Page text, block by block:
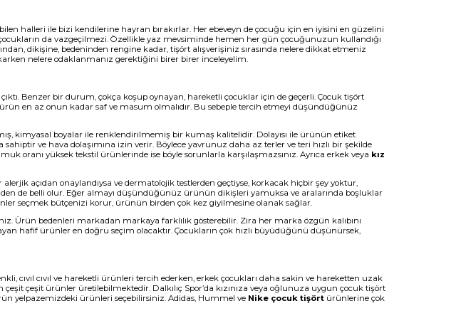
halleri ile bizi kendilerine hayran bırakırlar. Her ebeveyn de çocuğu için en iyisini en güzelini
da vazgeçilmezi. Özellikle yaz mevsiminde hemen her gün çocuğunuzun kullandığı
dikişine, bedeninden rengine kadar, tişört alışverişiniz sırasında nelere dikkat etmeniz
nelere odaklanmanız gerektiğini birer birer inceleyelim.
Benzer bir durum, çokça koşup oynayan, hareketli çocuklar için de geçerli. Çocuk tişört
en az onun kadar saf ve masum olmalıdır. Bu sebeple tercih etmeyi düşündüğünüz
kimyasal boyalar ile renklendirilmemiş bir kumaş kalitelidir. Dolayısı ile ürünün etiket
ve hava dolaşımına izin verir. Böylece yavrunuz daha az terler ve teri hızlı bir şekilde
oranı yüksek tekstil ürünlerinde ise böyle sorunlarla karşılaşmazsınız. Ayrıca erkek veya kız
açıdan onaylandıysa ve dermatolojik testlerden geçtiyse, korkacak hiçbir şey yoktur,
de belli olur. Eğer almayı düşündüğünüz ürünün dikişleri yamuksa ve aralarında boşluklar
seçmek bütçenizi korur, ürünün birden çok kez giyilmesine olanak sağlar.
bedenleri markadan markaya farklılık gösterebilir. Zira her marka özgün kalıbını
hafif ürünler en doğru seçim olacaktır. Çocukların çok hızlı büyüdüğünü düşünürsek,
cıvıl cıvıl ve hareketli ürünleri tercih ederken, erkek çocukları daha sakin ve hareketten uzak
çeşit ürünler üretilebilmektedir. Dalkılıç Spor’da kızınıza veya oğlunuza uygun çocuk tişört
yelpazemizdeki ürünleri seçebilirsiniz. Adidas, Hummel ve Nike çocuk tişört ürünlerine çok